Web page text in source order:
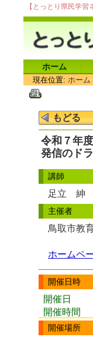
【とっとり県民学
ホーム
現在位置: ホーム
令和７年
発信のド
講師
足立 紳
主催者
鳥取市教
ホームペ
開催日時
開催日
開催時間
開催場所